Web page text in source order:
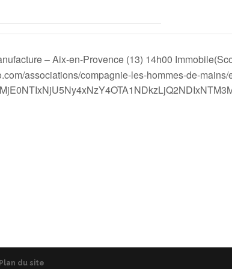
– Aix-en-Provence (13) 14h00
associations/compagnie-les-hommes-de-
Plan du site